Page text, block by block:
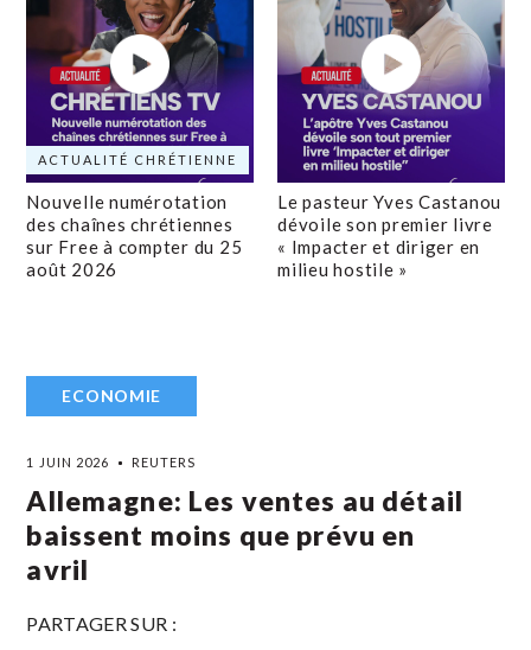
ACTUALITÉ CHRÉTIENNE
Nouvelle numérotation
des chaînes chrétiennes
sur Free à compter du 25
août 2026
Le pasteur Yves Castanou
dévoile son premier livre
« Impacter et diriger en
milieu hostile »
ECONOMIE
1 JUIN 2026 REUTERS
Allemagne: Les ventes au détail
baissent moins que prévu en
avril
PARTAGER SUR :